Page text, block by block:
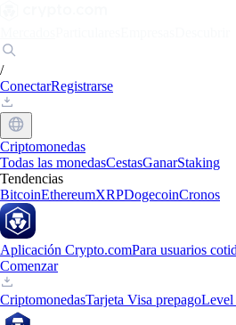
/
ConectarRegistrarse
Criptomonedas
Todas las monedasCestasGanarStaking
Tendencias
BitcoinEthereumXRPDogecoinCronos
Aplicación Crypto.comPara usuarios
Comenzar
CriptomonedasTarjeta Visa prepago